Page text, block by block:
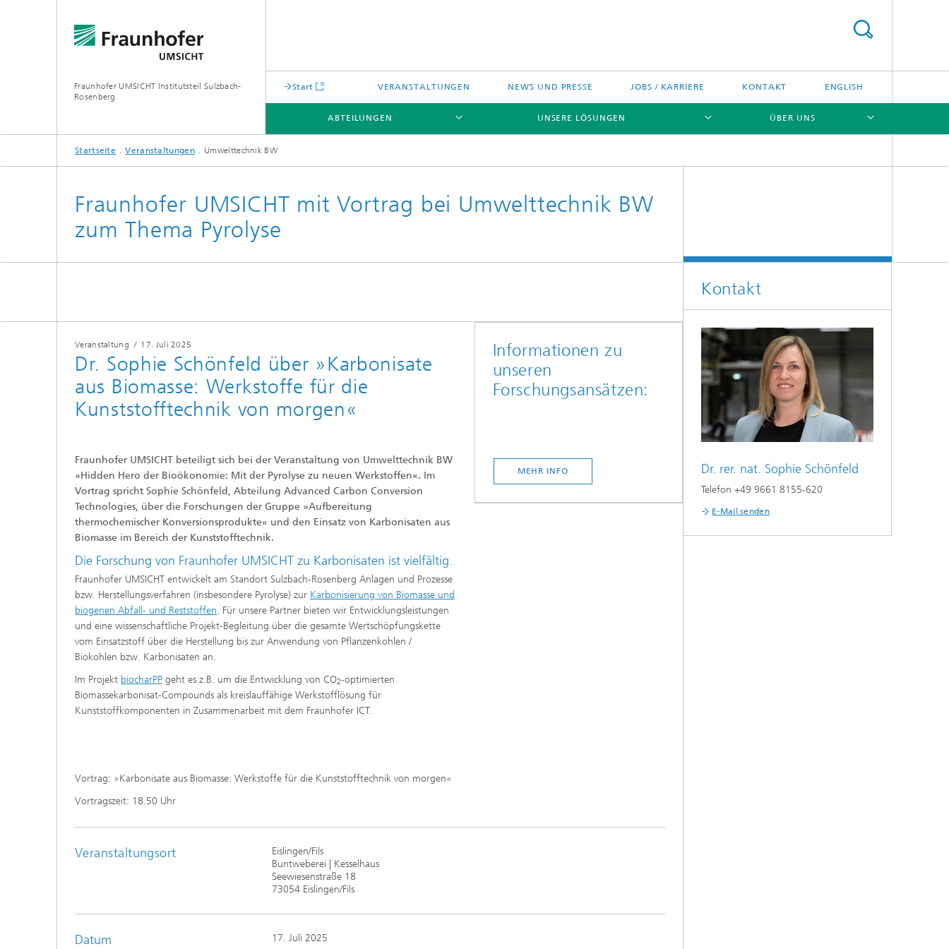
Fraunhofer UMSICHT Institutsteil Sulzbach-
Rosenberg
Start VERANSTALTUNGEN NEWS UND PRESSE JOBS / KARRIERE KONTAKT ENGLISH
ABTEILUNGEN
ABTEILUNGEN
UNSERE LÖSUNGEN
UNSERE LÖSUNGEN
ÜBER UNS
ÜBER UNS
Startseite Veranstaltungen Umwelttechnik BW
Fraunhofer UMSICHT mit Vortrag bei Umwelttechnik BW
zum Thema Pyrolyse
Veranstaltung / 17. Juli 2025
Dr. Sophie Schönfeld über »Karbonisate
aus Biomasse: Werkstoffe für die
Kunststofftechnik von morgen«
Fraunhofer UMSICHT beteiligt sich bei der Veranstaltung von Umwelttechnik BW
»Hidden Hero der Bioökonomie: Mit der Pyrolyse zu neuen Werkstoffen«. Im
Vortrag spricht Sophie Schönfeld, Abteilung Advanced Carbon Conversion
Technologies, über die Forschungen der Gruppe »Aufbereitung
thermochemischer Konversionsprodukte« und den Einsatz von Karbonisaten aus
Biomasse im Bereich der Kunststofftechnik.
Die Forschung von Fraunhofer UMSICHT zu Karbonisaten ist vielfältig.
Fraunhofer UMSICHT entwickelt am Standort Sulzbach-Rosenberg Anlagen und Prozesse
bzw. Herstellungsverfahren (insbesondere Pyrolyse) zur Karbonisierung von Biomasse und
biogenen Abfall- und Reststoffen. Für unsere Partner bieten wir Entwicklungsleistungen
und eine wissenschaftliche Projekt-Begleitung über die gesamte Wertschöpfungskette
vom Einsatzstoff über die Herstellung bis zur Anwendung von Pflanzenkohlen /
Biokohlen bzw. Karbonisaten an.
Im Projekt biocharPP geht es z.B. um die Entwicklung von CO2-optimierten
Biomassekarbonisat-Compounds als kreislauffähige Werkstofflösung für
Kunststoffkomponenten in Zusammenarbeit mit dem Fraunhofer ICT.
Vortrag: »Karbonisate aus Biomasse: Werkstoffe für die Kunststofftechnik von morgen«
Vortragszeit: 18.50 Uhr
Informationen zu
unseren
Forschungsansätzen:
MEHR INFO
Veranstaltungsort
Eislingen/Fils
Buntweberei | Kesselhaus
Seewiesenstraße 18
73054 Eislingen/Fils
Datum 17. Juli 2025
Kontakt
Dr. rer. nat. Sophie Schönfeld
Telefon +49 9661 8155-620
E-Mail senden